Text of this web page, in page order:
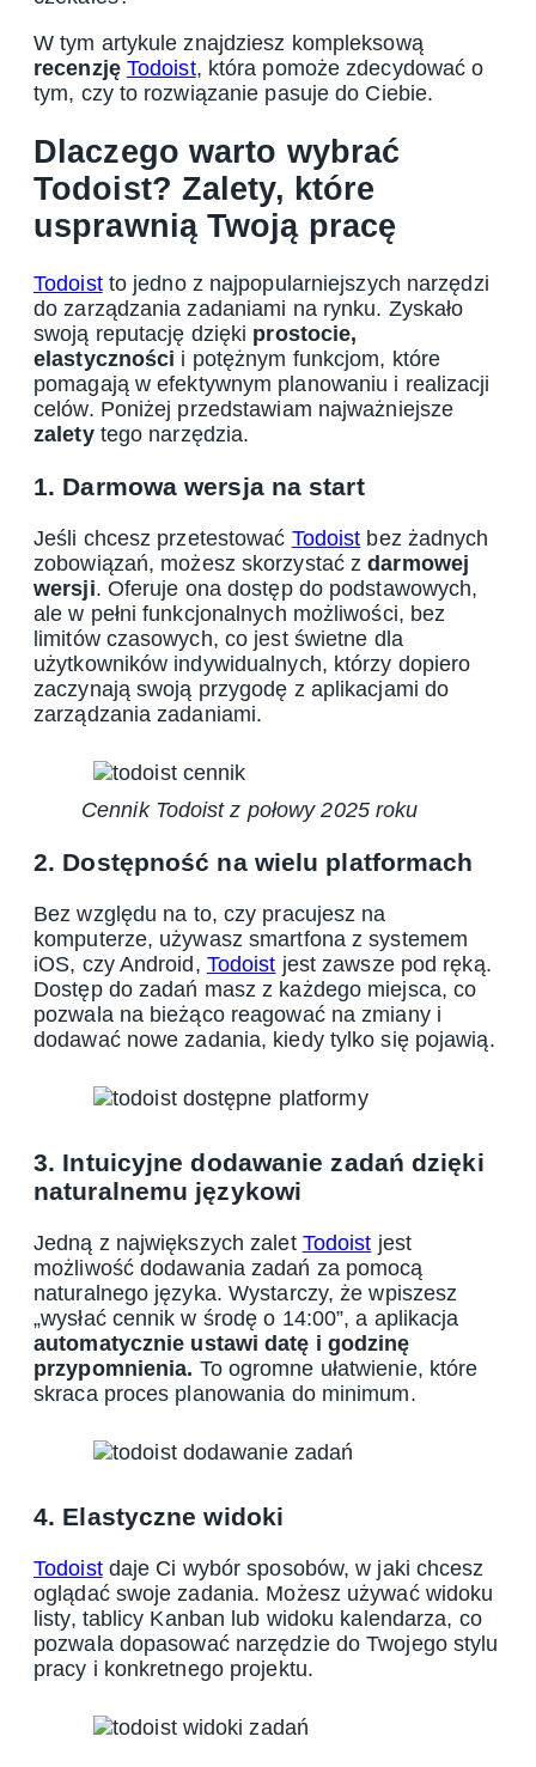
W tym artykule znajdziesz kompleksową
recenzję Todoist, która pomoże zdecydować o
tym, czy to rozwiązanie pasuje do Ciebie.
Dlaczego warto wybrać
Todoist? Zalety, które
usprawnią Twoją pracę
Todoistto jedno z najpopularniejszych narzędzi
do zarządzania zadaniami na rynku. Zyskało
swoją reputację dzięki prostocie,
elastyczności i potężnym funkcjom, które
pomagają w efektywnym planowaniu i realizacji
celów. Poniżej przedstawiam najważniejsze
zaletytego narzędzia.
1. Darmowa wersja na start
Jeśli chcesz przetestować Todoist bez żadnych
zobowiązań, możesz skorzystać zdarmowej
wersji. Oferuje ona dostęp do podstawowych,
ale w pełni funkcjonalnych możliwości, bez
limitów czasowych, co jest świetne dla
użytkowników indywidualnych, którzy dopiero
zaczynają swoją przygodę z aplikacjami do
zarządzania zadaniami.
Cennik Todoist z połowy 2025 roku
2. Dostępność na wielu platformach
Bez względu na to, czy pracujesz na
komputerze, używasz smartfona z systemem
iOS, czy Android, Todoist jest zawsze pod ręką.
Dostęp do zadań masz z każdego miejsca, co
pozwala na bieżąco reagować na zmiany i
dodawać nowe zadania, kiedy tylko się pojawią.
3. Intuicyjne dodawanie zadań dzięki
naturalnemu językowi
Jedną z największych zalet Todoist jest
możliwość dodawania zadań za pomocą
naturalnego języka. Wystarczy, że wpiszesz
„wysłać cennik w środę o 14:00”, a aplikacja
automatycznie ustawi datę i godzinę
przypomnienia. To ogromne ułatwienie, które
skraca proces planowania do minimum.
4. Elastyczne widoki
Todoistdaje Ci wybór sposobów, w jaki chcesz
oglądać swoje zadania. Możesz używać widoku
listy, tablicy Kanban lub widoku kalendarza, co
pozwala dopasować narzędzie do Twojego stylu
pracy i konkretnego projektu.